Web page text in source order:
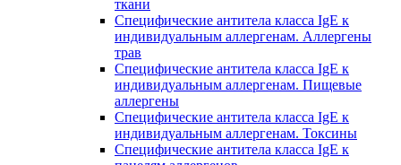
ткани
Специфические антитела класса IgE к
индивидуальным аллергенам. Аллергены
трав
Специфические антитела класса IgE к
индивидуальным аллергенам. Пищевые
аллергены
Специфические антитела класса IgE к
индивидуальным аллергенам. Токсины
Специфические антитела класса IgE к